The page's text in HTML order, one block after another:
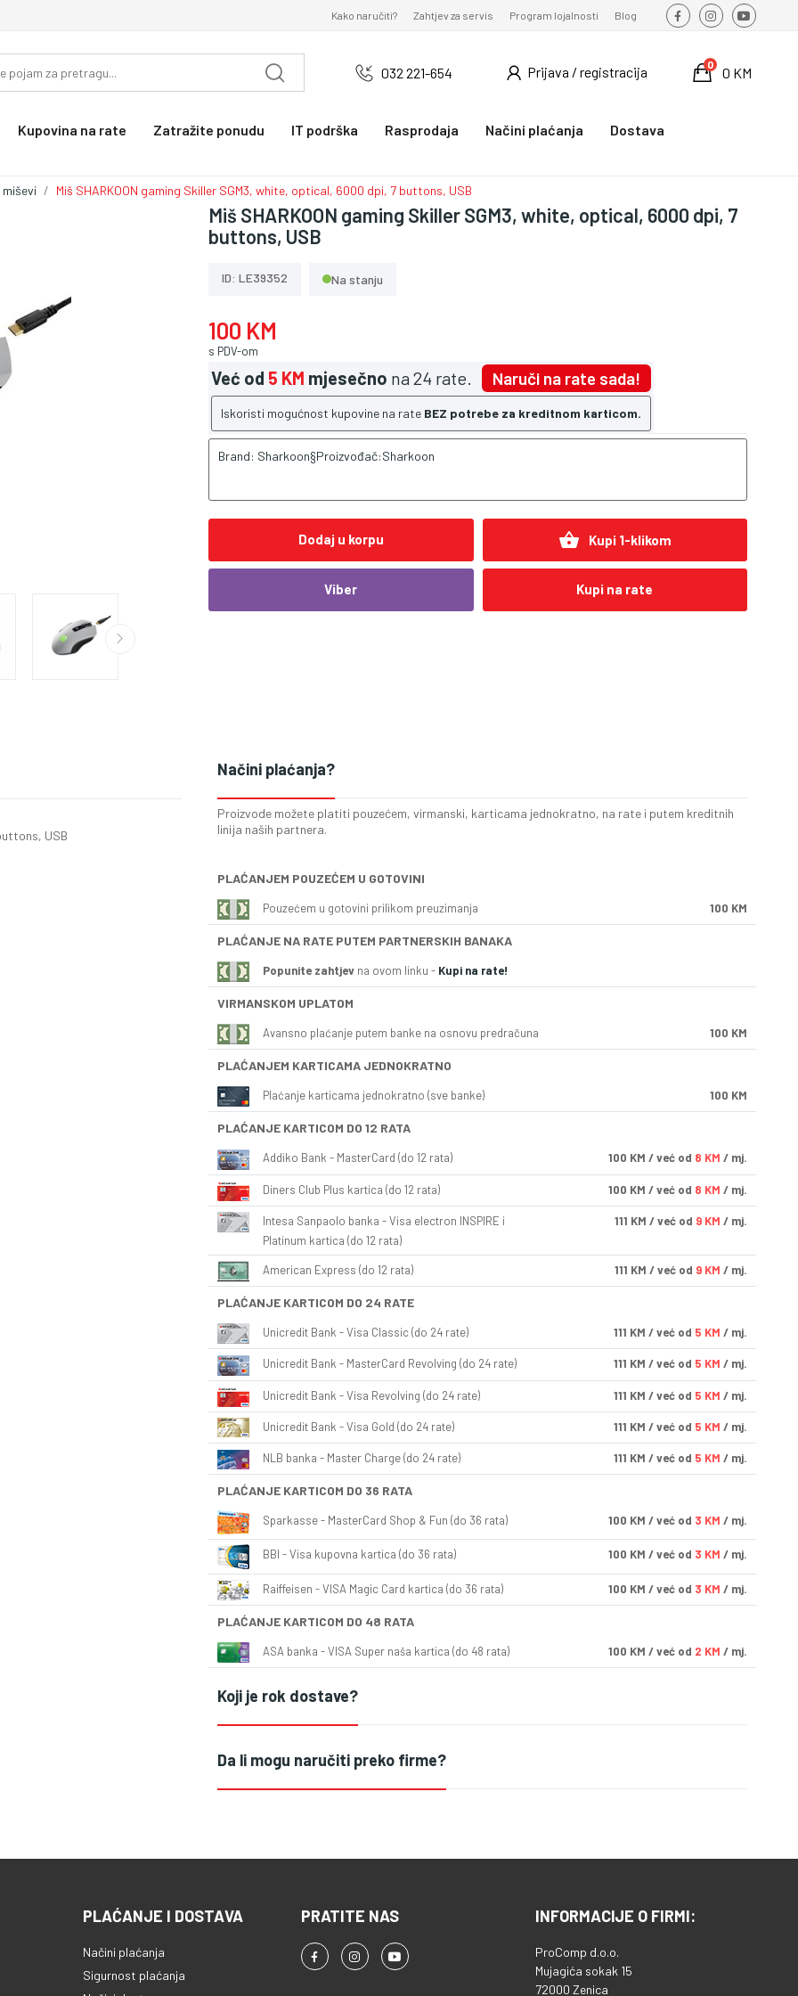
Kako naručiti? Zahtjev za servis Program lojalnosti Blog
032 221-654 Prijava / registracija 0 KM
0
Kupovina na rate Zatražite ponudu IT podrška Rasprodaja Načini plaćanja Dostava
Miš SHARKOON gaming Skiller SGM3, white, optical, 6000 dpi, 7 buttons, USB
Miš SHARKOON gaming Skiller SGM3, white, optical, 6000 dpi, 7
buttons, USB
ID: LE39352 Na stanju
100 KM
s PDV-om
Već od 5 KM mjesečno na 24 rate. Naruči na rate sada!
Iskoristi mogućnost kupovine na rate BEZ potrebe za kreditnom karticom.
Brand: Sharkoon§Proizvođač:Sharkoon
Dodaj u korpu shopping_basket Kupi 1-klikom
Viber Kupi na rate
USB
Načini plaćanja?
Proizvode možete platiti pouzećem, virmanski, karticama jednokratno, na rate i putem kreditnih
linija naših partnera.
PLAĆANJEM POUZEĆEM U GOTOVINI
Pouzećem u gotovini prilikom preuzimanja 100 KM
PLAĆANJE NA RATE PUTEM PARTNERSKIH BANAKA
Popunite zahtjev na ovom linku - Kupi na rate!
VIRMANSKOM UPLATOM
Avansno plaćanje putem banke na osnovu predračuna 100 KM
PLAĆANJEM KARTICAMA JEDNOKRATNO
Plaćanje karticama jednokratno (sve banke) 100 KM
PLAĆANJE KARTICOM DO 12 RATA
Addiko Bank - MasterCard (do 12 rata) 100 KM / već od 8 KM / mj.
Diners Club Plus kartica (do 12 rata) 100 KM / već od 8 KM / mj.
Intesa Sanpaolo banka - Visa electron INSPIRE i
Platinum kartica (do 12 rata)
111 KM / već od 9 KM / mj.
American Express (do 12 rata) 111 KM / već od 9 KM / mj.
PLAĆANJE KARTICOM DO 24 RATE
Unicredit Bank - Visa Classic (do 24 rate) 111 KM / već od 5 KM / mj.
Unicredit Bank - MasterCard Revolving (do 24 rate) 111 KM / već od 5 KM / mj.
Unicredit Bank - Visa Revolving (do 24 rate) 111 KM / već od 5 KM / mj.
Unicredit Bank - Visa Gold (do 24 rate) 111 KM / već od 5 KM / mj.
NLB banka - Master Charge (do 24 rate) 111 KM / već od 5 KM / mj.
PLAĆANJE KARTICOM DO 36 RATA
Sparkasse - MasterCard Shop & Fun (do 36 rata) 100 KM / već od 3 KM / mj.
BBI - Visa kupovna kartica (do 36 rata) 100 KM / već od 3 KM / mj.
Raiffeisen - VISA Magic Card kartica (do 36 rata) 100 KM / već od 3 KM / mj.
PLAĆANJE KARTICOM DO 48 RATA
ASA banka - VISA Super naša kartica (do 48 rata) 100 KM / već od 2 KM / mj.
Koji je rok dostave?
Da li mogu naručiti preko firme?
PLAĆANJE I DOSTAVA
Načini plaćanja
Sigurnost plaćanja
PRATITE NAS INFORMACIJE O FIRMI:
ProComp d.o.o.
Mujagića sokak 15
72000 Zenica